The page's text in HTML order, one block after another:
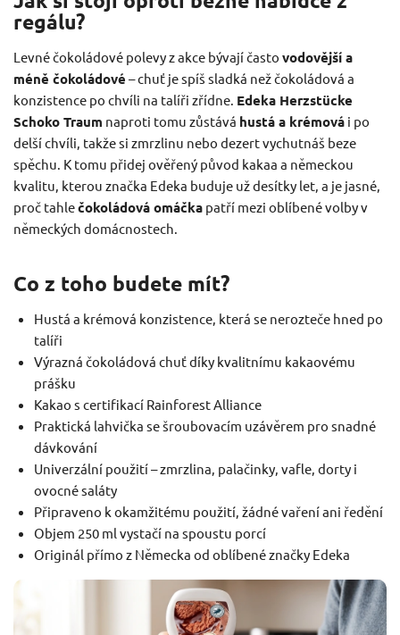
regálu?
Levné čokoládové polevy z akce bývají často vodovější a
méně čokoládové – chuť je spíš sladká než čokoládová a
konzistence po chvíli na talíři zřídne. Edeka Herzstücke
Schoko Traum naproti tomu zůstává hustá a krémová i po
delší chvíli, takže si zmrzlinu nebo dezert vychutnáš beze
spěchu. K tomu přidej ověřený původ kakaa a německou
kvalitu, kterou značka Edeka buduje už desítky let, a je jasné,
proč tahlečokoládová omáčka patří mezi oblíbené volby v
německých domácnostech.
Co z toho budete mít?
Hustá a krémová konzistence, která se nerozteče hned po
talíři
Výrazná čokoládová chuť díky kvalitnímu kakaovému
prášku
Kakao s certifikací Rainforest Alliance
Praktická lahvička se šroubovacím uzávěrem pro snadné
dávkování
Univerzální použití – zmrzlina, palačinky, vafle, dorty i
ovocné saláty
Připraveno k okamžitému použití, žádné vaření ani ředění
Objem 250 ml vystačí na spoustu porcí
Originál přímo z Německa od oblíbené značky Edeka